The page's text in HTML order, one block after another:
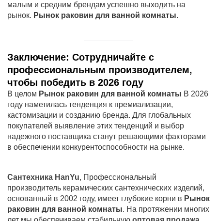
малым и средним брендам успешно выходить на
рынок. Рынок раковин для ванной комнаты.
Заключение: Сотрудничайте с
профессиональным производителем,
чтобы победить в 2026 году
В целом Рынок раковин для ванной комнаты В 2026
году наметилась тенденция к премиализации,
кастомизации и созданию бренда. Для глобальных
покупателей выявление этих тенденций и выбор
надежного поставщика станут решающими факторами
в обеспечении конкурентоспособности на рынке.
Сантехника HanYu, Профессиональный
производитель керамических сантехнических изделий,
основанный в 2002 году, имеет глубокие корни в Рынок
раковин для ванной комнаты. На протяжении многих